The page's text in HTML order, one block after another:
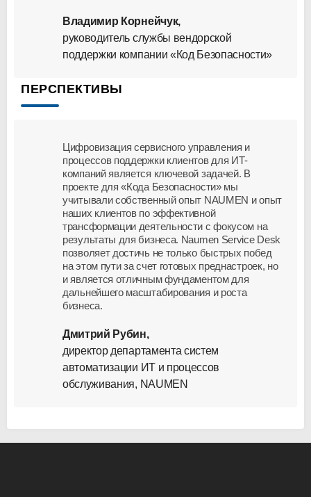
Владимир Корнейчук,
руководитель службы вендорской
поддержки компании «Код Безопасности»
ПЕРСПЕКТИВЫ
Цифровизация сервисного управления и
процессов поддержки клиентов для ИТ-
компаний является ключевой задачей. В
проекте для «Кода Безопасности» мы
учитывали собственный опыт NAUMEN и опыт
наших клиентов по эффективной
трансформации деятельности с фокусом на
результаты для бизнеса. Naumen Service Desk
позволяет достичь не только быстрых побед
на этом пути за счет готовых преднастроек, но
и является отличным фундаментом для
дальнейшего масштабирования и роста
бизнеса.
Дмитрий Рубин,
директор департамента систем
автоматизации ИТ и процессов
обслуживания, NAUMEN